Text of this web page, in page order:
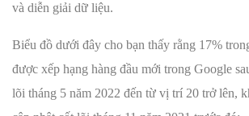
và diễn giải dữ liệu.
Biểu đồ dưới đây cho bạn thấy rằng 17%
được xếp hạng hàng đầu mới trong Google
lõi tháng 5 năm 2022 đến từ vị trí 20 trở lên,